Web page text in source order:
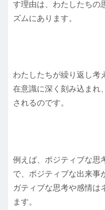
す理由は、わたしたちの
ズムにあります。
わたしたちが繰り返し考
在意識に深く刻み込まれ
されるのです。
例えば、ポジティブな思
で、ポジティブな出来事
ガティブな思考や感情は
ます。